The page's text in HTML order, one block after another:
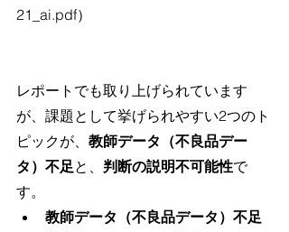
21_ai.pdf）
レポートでも取り上げられています
が、課題として挙げられやすい2つのト
ピックが、 教師データ（不良品デー
タ）不足と、 判断の説明不可能性で
す。
教師データ（不良品データ）不足